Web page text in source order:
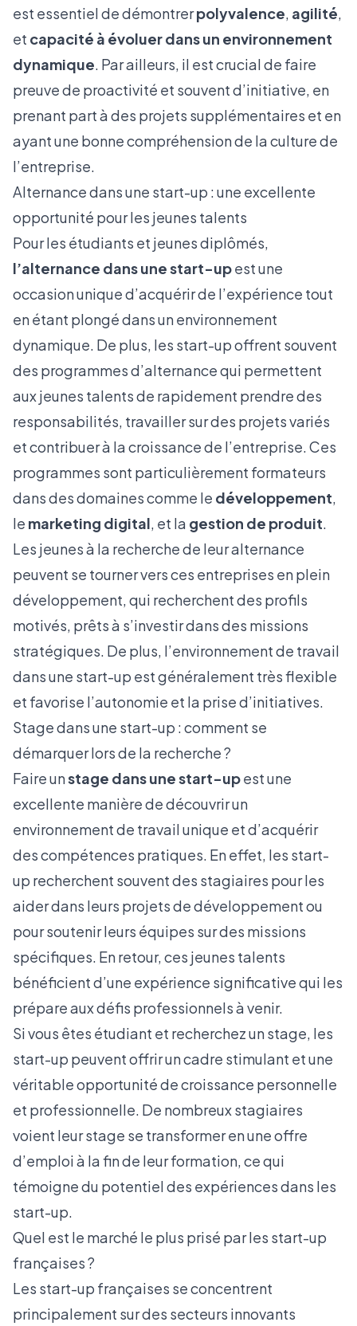
est essentiel de démontrerpolyvalence, agilité,
et capacité à évoluer dans un environnement
dynamique. Par ailleurs, il est crucial de faire
preuve de proactivité et souvent d’initiative, en
prenant part à des projets supplémentaires et en
ayant une bonne compréhension de la culture de
l’entreprise.
Alternance dans une start-up : une excellente
opportunité pour les jeunes talents
Pour les étudiants et jeunes diplômés,
l’alternance dans une start-upest une
occasion unique d’acquérir de l’expérience tout
en étant plongé dans un environnement
dynamique. De plus, les start-up offrent souvent
des programmes d’alternance qui permettent
aux jeunes talents de rapidement prendre des
responsabilités, travailler sur des projets variés
et contribuer à la croissance de l’entreprise. Ces
programmes sont particulièrement formateurs
dans des domaines comme le développement,
le marketing digital, et la gestion de produit.
Les jeunes à la recherche de leur alternance
peuvent se tourner vers ces entreprises en plein
développement, qui recherchent des profils
motivés, prêts à s’investir dans des missions
stratégiques. De plus, l’environnement de travail
dans une start-up est généralement très flexible
et favorise l’autonomie et la prise d’initiatives.
Stage dans une start-up : comment se
démarquer lors de la recherche ?
Faire unstage dans une start-upest une
excellente manière de découvrir un
environnement de travail unique et d’acquérir
des compétences pratiques. En effet, les start-
up recherchent souvent des stagiaires pour les
aider dans leurs projets de développement ou
pour soutenir leurs équipes sur des missions
spécifiques. En retour, ces jeunes talents
bénéficient d’une expérience significative qui les
prépare aux défis professionnels à venir.
Si vous êtes étudiant et recherchez un stage, les
start-up peuvent offrir un cadre stimulant et une
véritable opportunité de croissance personnelle
et professionnelle. De nombreux stagiaires
voient leur stage se transformer en une offre
d’emploi à la fin de leur formation, ce qui
témoigne du potentiel des expériences dans les
start-up.
Quel est le marché le plus prisé par les start-up
françaises ?
Les start-up françaises se concentrent
principalement sur des secteurs innovants